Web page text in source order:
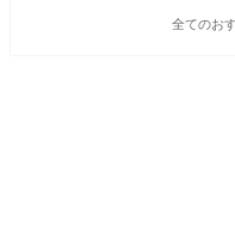
全てのお